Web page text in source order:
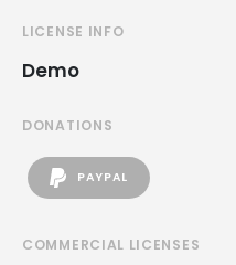
LICENSE INFO
Demo
DONATIONS
PAYPAL
COMMERCIAL LICENSES